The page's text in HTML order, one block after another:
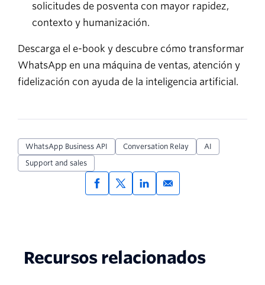
solicitudes de posventa con mayor rapidez,
contexto y humanización.
Descarga el e-book y descubre cómo transformar
WhatsApp en una máquina de ventas, atención y
fidelización con ayuda de la inteligencia artificial.
WhatsApp Business API Conversation Relay
AI
Support and sales
Recursos relacionados